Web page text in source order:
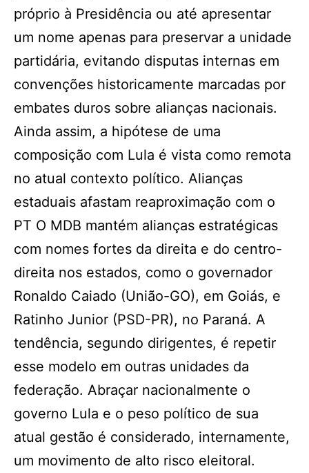
próprio à Presidência ou até apresentar
um nome apenas para preservar a unidade
partidária, evitando disputas internas em
convenções historicamente marcadas por
embates duros sobre alianças nacionais.
Ainda assim, a hipótese de uma
composição com Lula é vista como remota
no atual contexto político. Alianças
estaduais afastam reaproximação com o
PT O MDB mantém alianças estratégicas
com nomes fortes da direita e do centro-
direita nos estados, como o governador
Ronaldo Caiado (União-GO), em Goiás, e
Ratinho Junior (PSD-PR), no Paraná. A
tendência, segundo dirigentes, é repetir
esse modelo em outras unidades da
federação. Abraçar nacionalmente o
governo Lula e o peso político de sua
atual gestão é considerado, internamente,
um movimento de alto risco eleitoral.